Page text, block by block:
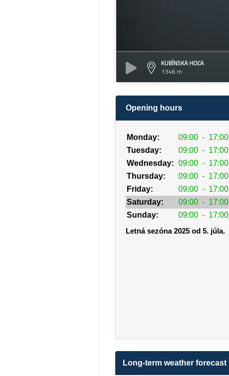
KUBÍNSKA HOĽA
1346 m
Opening hours
Monday: 09:00 - 17:00
Tuesday:
09:00 - 17:00
Wednesday: 09:00 - 17:00
Thursday:
09:00 - 17:00
Friday:
09:00 - 17:00
Saturday:
09:00 - 17:00
Sunday:
09:00 - 17:00
Letná sezóna 2025 od 5. júla.
Long-term weather forecast